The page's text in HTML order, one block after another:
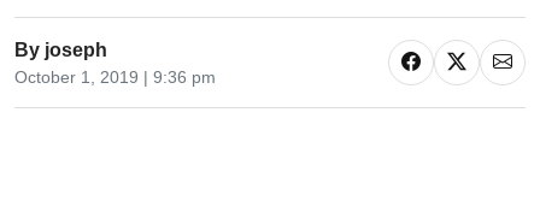
By joseph
October 1, 2019 | 9:36 pm